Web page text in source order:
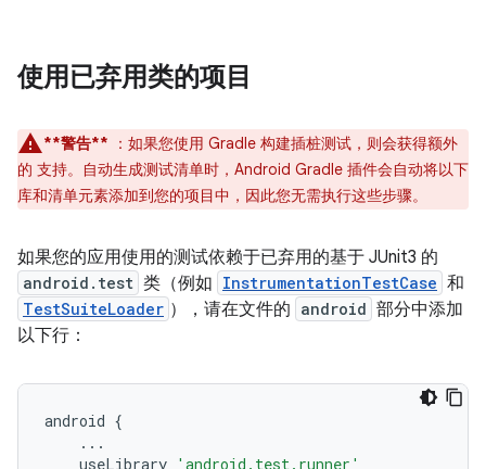
使用已弃用类的项目
**警告** ：如果您使用 Gradle 构建插桩测试，则会获得额外
的 支持。自动生成测试清单时，Android Gradle 插件会自动将以下
库和清单元素添加到您的项目中，因此您无需执行这些步骤。
如果您的应用使用的测试依赖于已弃用的基于 JUnit3 的
android.test 类（例如 InstrumentationTestCase 和
TestSuiteLoader ），请在文件的 android 部分中添加
以下行：
android {
...
useLibrary 'android.test.runner'